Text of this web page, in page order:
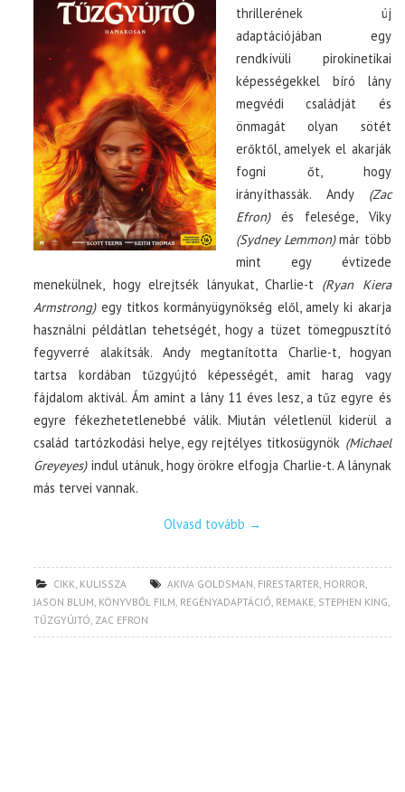
thrillerének új
adaptációjában egy
rendkívüli pirokinetikai
képességekkel bíró lány
megvédi családját és
önmagát olyan sötét
erőktől, amelyek el akarják
fogni őt, hogy
irányíthassák. Andy (Zac
Efron)és felesége, Viky
(Sydney Lemmon)már több
mint egy évtizede
menekülnek, hogy elrejtsék lányukat, Charlie-t (Ryan Kiera
Armstrong)egy titkos kormányügynökség elől, amely ki akarja
használni példátlan tehetségét, hogy a tüzet tömegpusztító
fegyverré alakítsák. Andy megtanította Charlie-t, hogyan
tartsa kordában tűzgyújtó képességét, amit harag vagy
fájdalom aktivál. Ám amint a lány 11 éves lesz, a tűz egyre és
egyre fékezhetetlenebbé válik. Miután véletlenül kiderül a
család tartózkodási helye, egy rejtélyes titkosügynök (Michael
Greyeyes)indul utánuk, hogy örökre elfogja Charlie-t. A lánynak
más tervei vannak.
Olvasd tovább →
CIKK, KULISSZA AKIVA GOLDSMAN, FIRESTARTER, HORROR,
JASON BLUM, KÖNYVBŐL FILM, REGÉNYADAPTÁCIÓ, REMAKE, STEPHEN KING,
TŰZGYÚJTÓ, ZAC EFRON